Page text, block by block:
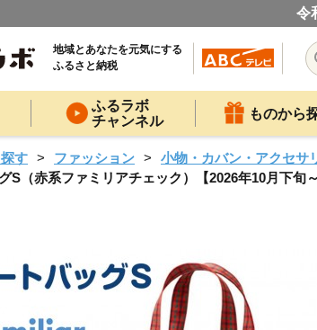
令
地域とあなたを元気にする
ふるさと納税
ふるラボ
チャンネル
ものから
す ファッション
小物・カバン・アクセサ
S（赤系ファミリアチェック）【2026年10月下旬